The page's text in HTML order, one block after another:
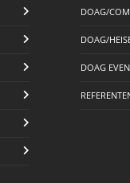
DOAG/
DOAG/
DOAG